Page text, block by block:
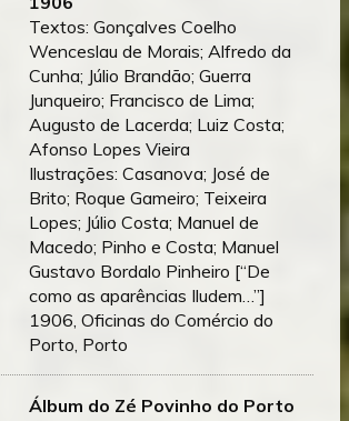
Textos: Gonçalves Coelho
Wenceslau de Morais; Alfredo da
Cunha; Júlio Brandão; Guerra
Junqueiro; Francisco de Lima;
Augusto de Lacerda; Luiz Costa;
Afonso Lopes Vieira
Ilustrações: Casanova; José de
Brito; Roque Gameiro; Teixeira
Lopes; Júlio Costa; Manuel de
Macedo; Pinho e Costa; Manuel
Gustavo Bordalo Pinheiro [“De
como as aparências Iludem…”]
1906, Oficinas do Comércio do
Porto, Porto
Álbum do Zé Povinho do Porto